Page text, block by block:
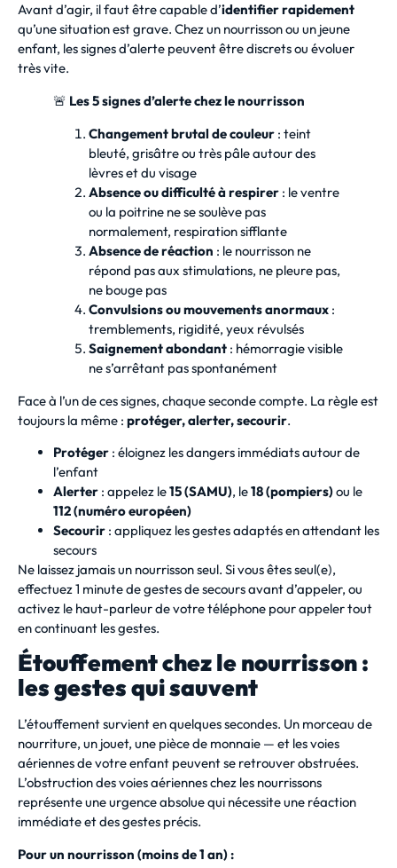
Avant d’agir, il faut être capable d’identifier rapidement
qu’une situation est grave. Chez un nourrisson ou un jeune
enfant, les signes d’alerte peuvent être discrets ou évoluer
très vite.
🚨 Les 5 signes d’alerte chez le nourrisson
Changement brutal de couleur : teint
bleuté, grisâtre ou très pâle autour des
lèvres et du visage
Absence ou difficulté à respirer : le ventre
ou la poitrine ne se soulève pas
normalement, respiration sifflante
Absence de réaction : le nourrisson ne
répond pas aux stimulations, ne pleure pas,
ne bouge pas
Convulsions ou mouvements anormaux :
tremblements, rigidité, yeux révulsés
Saignement abondant : hémorragie visible
ne s’arrêtant pas spontanément
Face à l’un de ces signes, chaque seconde compte. La règle est
toujours la même : protéger, alerter, secourir.
Protéger : éloignez les dangers immédiats autour de
l’enfant
Alerter : appelez le15 (SAMU), le18 (pompiers)ou le
112 (numéro européen)
Secourir : appliquez les gestes adaptés en attendant les
secours
Ne laissez jamais un nourrisson seul. Si vous êtes seul(e),
effectuez 1 minute de gestes de secours avant d’appeler, ou
activez le haut-parleur de votre téléphone pour appeler tout
en continuant les gestes.
Étouffement chez le nourrisson :
les gestes qui sauvent
L’étouffement survient en quelques secondes. Un morceau de
nourriture, un jouet, une pièce de monnaie — et les voies
aériennes de votre enfant peuvent se retrouver obstruées.
L’obstruction des voies aériennes chez les nourrissons
représente une urgence absolue qui nécessite une réaction
immédiate et des gestes précis.
Pour un nourrisson (moins de 1 an) :